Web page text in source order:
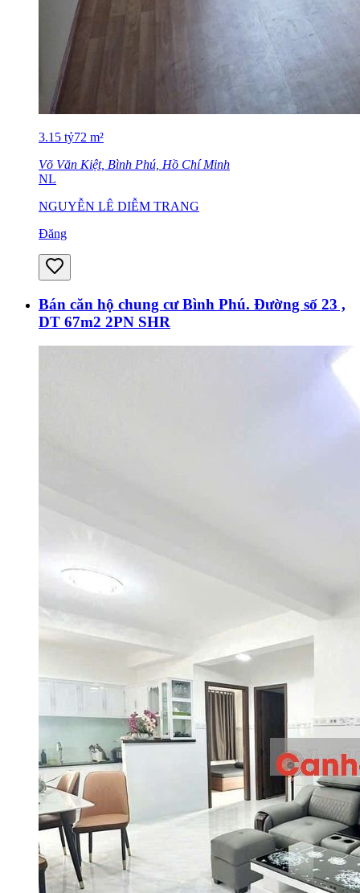
3.15 tỷ72 m²
Võ Văn Kiệt, Bình Phú, Hồ Chí Minh
NL
NGUYỄN LÊ DIỄM TRANG
Đăng
Bán căn hộ chung cư Bình Phú. Đường số 23 ,
DT 67m2 2PN SHR